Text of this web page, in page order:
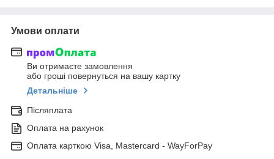
Умови оплати
Ви отримаєте замовлення
або гроші повернуться на вашу картку
Детальніше
Післяплата
Оплата на рахунок
Оплата карткою Visa, Mastercard - WayForPay